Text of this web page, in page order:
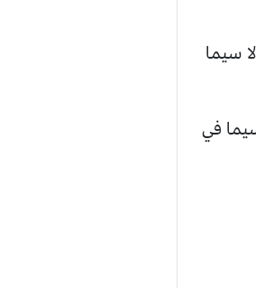
سيما
في